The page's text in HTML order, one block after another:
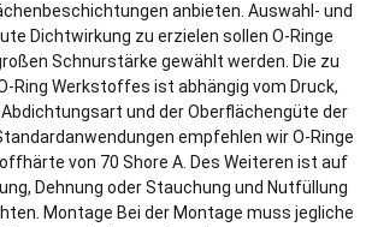
anbieten. Auswahl- und
Dichtwirkung zu erzielen sollen O-Ringe
Schnurstärke gewählt werden. Die zu
Ring Werkstoffes ist abhängig vom Druck,
und der Oberflächengüte der
empfehlen wir O-Ringe
von 70 Shore A. Des Weiteren ist auf
Dehnung oder Stauchung und Nutfüllung
Montage Bei der Montage muss jegliche